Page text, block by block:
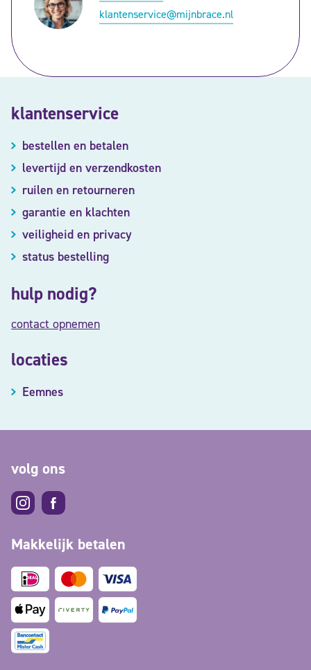
klantenservice@mijnbrace.nl
klantenservice
bestellen en betalen
levertijd en verzendkosten
ruilen en retourneren
garantie en klachten
veiligheid en privacy
status bestelling
hulp nodig?
contact opnemen
locaties
Eemnes
volg ons
Makkelijk betalen